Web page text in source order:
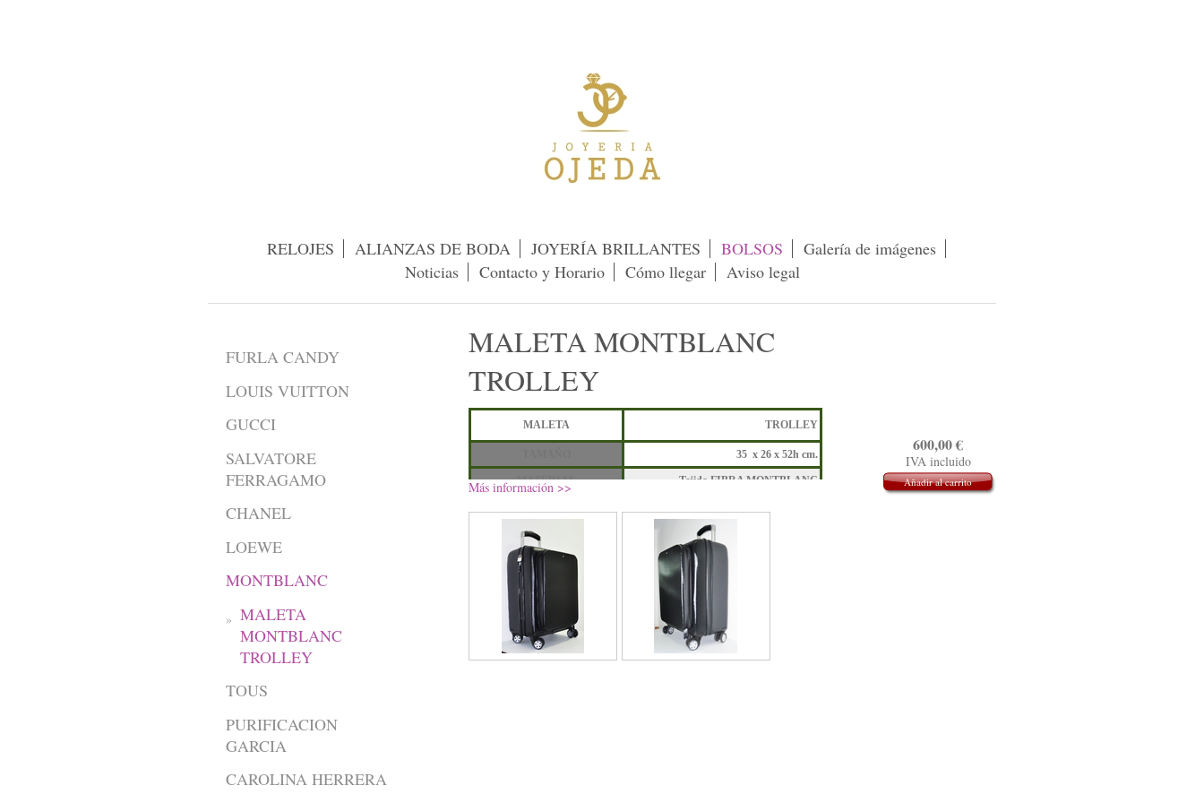
RELOJES ALIANZAS DE BODA JOYERÍA BRILLANTES BOLSOS
Galería de imágenes
Noticias
Contacto y Horario Cómo llegar Aviso legal
600,00€
IVA incluido
Añadir al carrito
MALETA MONTBLANC
TROLLEY
MALETA TROLLEY
35 x 26 x 52h cm.
MATERIAL Tejido FIBRA MONTBLANC
INCLUYE
ESTADO
REFERENCIA
PRECIO
OBSERVACIONES
Más información >>
FURLA CANDY
LOUIS VUITTON
GUCCI
SALVATORE
FERRAGAMO
CHANEL
LOEWE
MONTBLANC
MALETA
MONTBLANC
TROLLEY
TOUS
PURIFICACION
GARCIA
CAROLINA HERRERA